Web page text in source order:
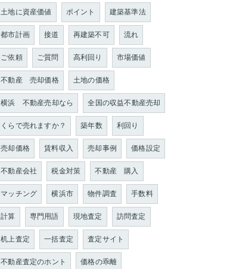
土地に資産価値
ポイント
建築基準法
都市計画
接道 再建築不可
流れ
ご依頼
ご質問 高利回り
市場価値
不動産 売却価格
土地の価格
横浜 不動産売却なら
全国の収益不動産売却
くらで売れますか？
築年数
利回り
売却価格
賃料収入 売却事例
価格設定
不動産会社
税金対策
不動産 購入
マッチング
横浜市 物件調査
手数料
計算
専門用語 現地査定
訪問査定
机上査定
一括査定
査定サイト
不動産査定のホント
価格の乖離